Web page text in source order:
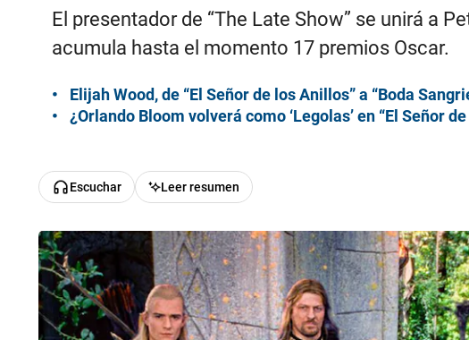
El presentador de “The Late Show” se unirá a
acumula hasta el momento 17 premios Oscar.
Elijah Wood, de “El Señor de los Anillos” a “Boda
¿Orlando Bloom volverá como ‘Legolas’ en “El Señor
Escuchar Leer resumen